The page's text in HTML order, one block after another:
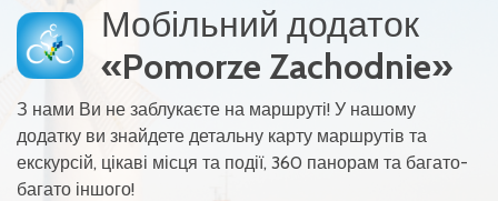
Мобільний додаток
«Pomorze Zachodnie»
З нами Ви не заблукаєте на маршруті! У нашому
додатку ви знайдете детальну карту маршрутів та
екскурсій, цікаві місця та події, 360 панорам та багато-
багато іншого!